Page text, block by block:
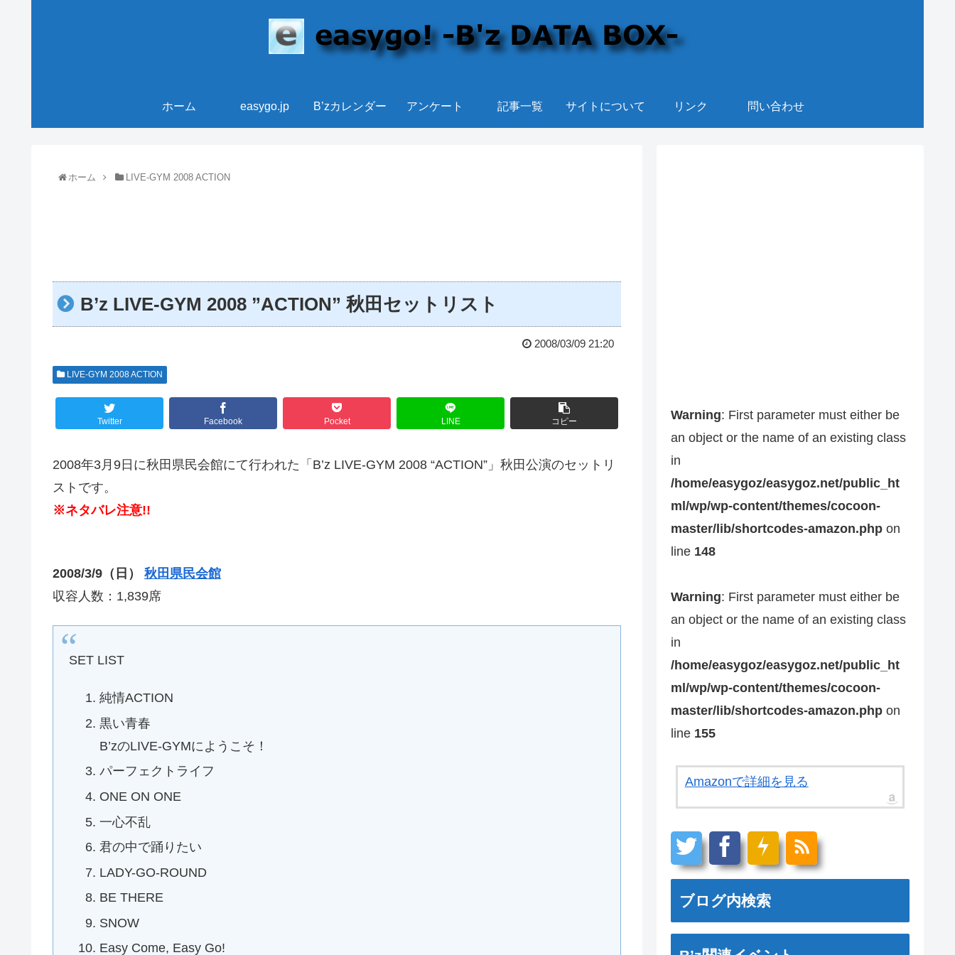
ホーム easygo.jp B’zカレンダー アンケート 記事一覧 サイトについて リンク 問い合わせ
ホーム LIVE-GYM 2008 ACTION
B’z LIVE-GYM 2008 ”ACTION” 秋田セットリスト
2008/03/09 21:20
LIVE-GYM 2008 ACTION
Twitter Facebook Pocket LINE コピー
2008年3月9日に秋田県民会館にて行われた「B’z LIVE-GYM 2008 “ACTION”」秋田公演のセットリ
ストです。
※ネタバレ注意!!
2008/3/9（日） 秋田県民会館
収容人数：1,839席
SET LIST
純情ACTION
黒い青春
B’zのLIVE-GYMにようこそ！
パーフェクトライフ
ONE ON ONE
一心不乱
君の中で踊りたい
LADY-GO-ROUND
BE THERE
SNOW
Easy Come, Easy Go!
Warning: First parameter must either be
an object or the name of an existing class
in
/home/easygoz/easygoz.net/public_ht
ml/wp/wp-content/themes/cocoon-
master/lib/shortcodes-amazon.php on
line 148
Warning: First parameter must either be
an object or the name of an existing class
in
/home/easygoz/easygoz.net/public_ht
ml/wp/wp-content/themes/cocoon-
master/lib/shortcodes-amazon.php on
line 155
Amazonで詳細を見る
ブログ内検索